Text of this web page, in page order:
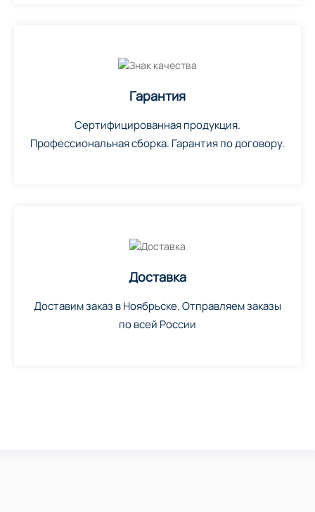
Гарантия
Сертифицированная продукция.
Профессиональная сборка. Гарантия по договору.
Доставка
Доставим заказ в Ноябрьске. Отправляем заказы
по всей России